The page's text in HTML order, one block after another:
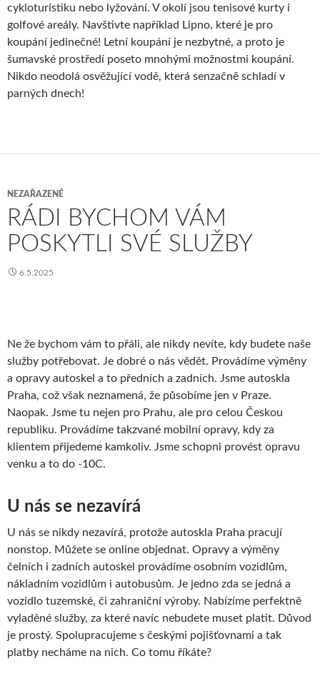
cykloturistiku nebo lyžování. V okolí jsou tenisové kurty i
golfové areály. Navštivte například Lipno, které je pro
koupání jedinečné! Letní koupání je nezbytné, a proto je
šumavské prostředí poseto mnohými možnostmi koupání.
Nikdo neodolá osvěžující vodě, která senzačně schladí v
parných dnech!
NEZAŘAZENÉ
RÁDI BYCHOM VÁM
POSKYTLI SVÉ SLUŽBY
6.5.2025
Ne že bychom vám to přáli, ale nikdy nevíte, kdy budete naše
služby potřebovat. Je dobré o nás vědět. Provádíme výměny
a opravy autoskel a to předních a zadních. Jsme autoskla
Praha, což však neznamená, že působíme jen v Praze.
Naopak. Jsme tu nejen pro Prahu, ale pro celou Českou
republiku. Provádíme takzvané mobilní opravy, kdy za
klientem přijedeme kamkoliv. Jsme schopni provést opravu
venku a to do -10C.
U nás se nezavírá
U nás se nikdy nezavírá, protože autoskla Praha pracují
nonstop. Můžete se online objednat. Opravy a výměny
čelních i zadních autoskel provádíme osobním vozidlům,
nákladním vozidlům i autobusům. Je jedno zda se jedná a
vozidlo tuzemské, či zahraniční výroby. Nabízíme perfektně
vyladěné služby, za které navíc nebudete muset platit. Důvod
je prostý. Spolupracujeme s českými pojišťovnami a tak
platby necháme na nich. Co tomu říkáte?